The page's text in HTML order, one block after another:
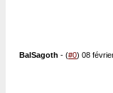
BalSagoth - (#0) 08